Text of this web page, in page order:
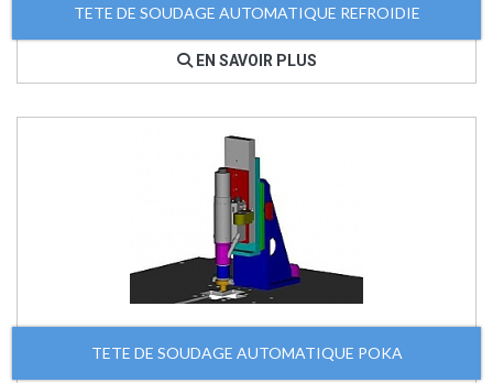
TETE DE SOUDAGE AUTOMATIQUE REFROIDIE
EN SAVOIR PLUS
TETE DE SOUDAGE AUTOMATIQUE POKA